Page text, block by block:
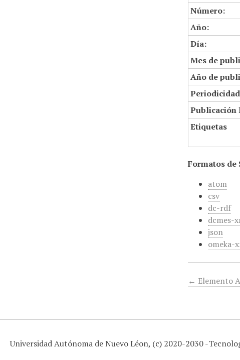
Número:
Año:
Día:
Mes de
Año de
Publicación
Etiquetas
Formatos de
atom
csv
dc-rdf
dcmes-
json
omeka-
← Elemento
Universidad Autónoma de Nuevo Léon, (c) 2020-2030 -